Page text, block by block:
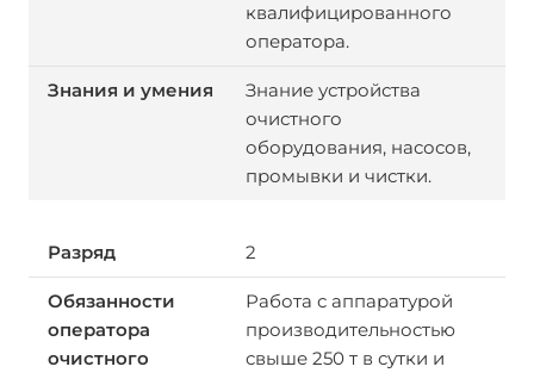
квалифицированного
оператора.
Знание устройства
очистного
оборудования, насосов,
промывки и чистки.
2
Работа с аппаратурой
производительностью
свыше 250 т в сутки и